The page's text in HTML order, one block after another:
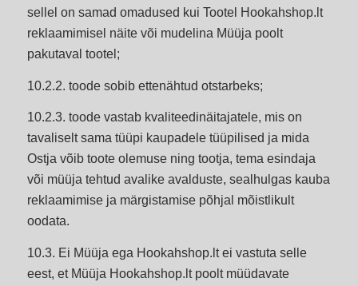
sellel on samad omadused kui Tootel Hookahshop.lt
reklaamimisel näite või mudelina Müüja poolt
pakutaval tootel;
10.2.2. toode sobib ettenähtud otstarbeks;
10.2.3. toode vastab kvaliteedinäitajatele, mis on
tavaliselt sama tüüpi kaupadele tüüpilised ja mida
Ostja võib toote olemuse ning tootja, tema esindaja
või müüja tehtud avalike avalduste, sealhulgas kauba
reklaamimise ja märgistamise põhjal mõistlikult
oodata.
10.3. Ei Müüja ega Hookahshop.lt ei vastuta selle
eest, et Müüja Hookahshop.lt poolt müüdavate